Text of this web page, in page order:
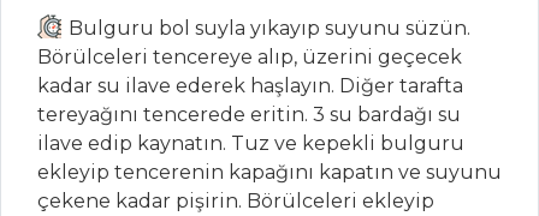
Zerdeçallı Ayran
Sirkencübin
Şerbeti
Pancarlı
Fesleğenli Ayran
Bulguru bol suyla yıkayıp suyunu süzün.
Börülceleri tencereye alıp, üzerini geçecek
kadar su ilave ederek haşlayın. Diğer tarafta
tereyağını tencerede eritin. 3 su bardağı su
ilave edip kaynatın. Tuz ve kepekli bulguru
ekleyip tencerenin kapağını kapatın ve suyunu
çekene kadar pişirin. Börülceleri ekleyip